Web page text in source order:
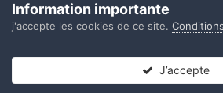
Information importante
j'accepte les cookies de ce site.
J’accepte